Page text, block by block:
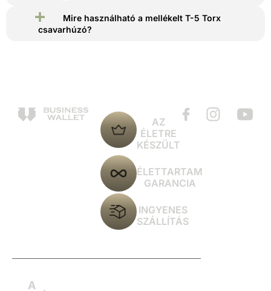
Mire használható a mellékelt T-5 Torx
csavarhúzó?
AZ
ÉLETRE
KÉSZÜLT
ÉLETTARTAM
GARANCIA
INGYENES
SZÁLLÍTÁS
A